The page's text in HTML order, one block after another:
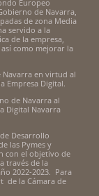
Europeo
de Navarra,
de zona Media
servido a la
de la empresa,
como mejorar la
Navarra en virtud al
Empresa Digital.
de Navarra al
Digital Navarra
Desarrollo
las Pymes y
con el objetivo de
través de la
2022-2023. Para
de la Cámara de